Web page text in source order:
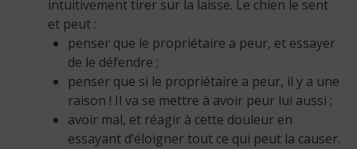
intuitivement tirer sur la laisse. Le chien le sent
et peut :
penser que le propriétaire a peur, et essayer
de le défendre ;
penser que si le propriétaire a peur, il y a une
raison ! Il va se mettre à avoir peur lui aussi ;
avoir mal, et réagir à cette douleur en
essayant d’éloigner tout ce qui peut la causer.